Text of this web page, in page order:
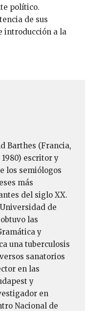
político.
de sus
introducción a la
Barthes (Francia,
1980) escritor y
los semiólogos
más
del siglo XX.
de
las
y
una tuberculosis
sanatorios
en las
y
en
Nacional de